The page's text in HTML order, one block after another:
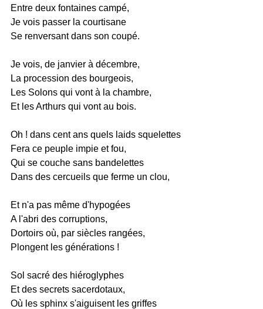
Entre deux fontaines campé,
Je vois passer la courtisane
Se renversant dans son coupé.
Je vois, de janvier à décembre,
La procession des bourgeois,
Les Solons qui vont à la chambre,
Et les Arthurs qui vont au bois.
Oh ! dans cent ans quels laids squelettes
Fera ce peuple impie et fou,
Qui se couche sans bandelettes
Dans des cercueils que ferme un clou,
Et n'a pas même d'hypogées
A l'abri des corruptions,
Dortoirs où, par siècles rangées,
Plongent les générations !
Sol sacré des hiéroglyphes
Et des secrets sacerdotaux,
Où les sphinx s'aiguisent les griffes